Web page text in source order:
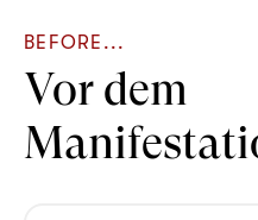
BEFORE...
Vor dem